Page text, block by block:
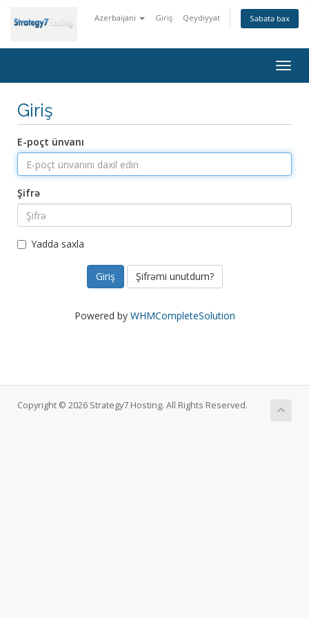
Azerbaijani Giriş Qeydiyyat Səbətə bax
Giriş
E-poçt ünvanı
Şifrə
Yadda saxla
Şifrəmi unutdum?
Powered by WHMCompleteSolution
Copyright © 2026 Strategy7 Hosting. All Rights Reserved.